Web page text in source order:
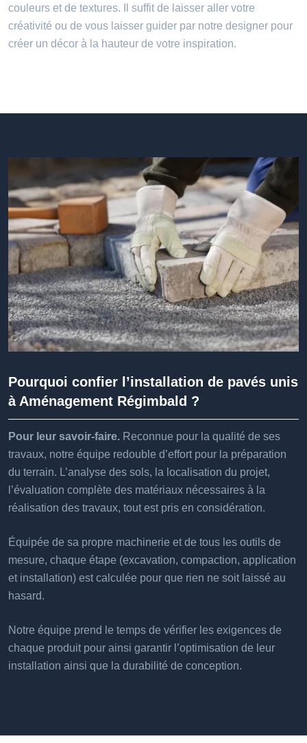
couleurs et de textures. Il suffit de laisser aller votre
créativité ou de vous laisser guider par notre designer pour
créer un décor à la hauteur de votre inspiration.
Pourquoi confier l’installation de pavés unis
à Aménagement Régimbald ?
Pour leur savoir-faire. Reconnue pour la qualité de ses
travaux, notre équipe redouble d’effort pour la préparation
du terrain. L’analyse des sols, la localisation du projet,
l’évaluation complète des matériaux nécessaires à la
réalisation des travaux, tout est pris en considération.
Équipée de sa propre machinerie et de tous les outils de
mesure, chaque étape (excavation, compaction, application
et installation) est calculée pour que rien ne soit laissé au
hasard.
Notre équipe prend le temps de vérifier les exigences de
chaque produit pour ainsi garantir l’optimisation de leur
installation ainsi que la durabilité de conception.